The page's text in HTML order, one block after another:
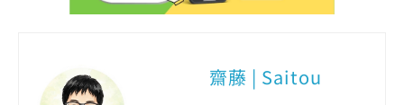
齋藤 | Saitou